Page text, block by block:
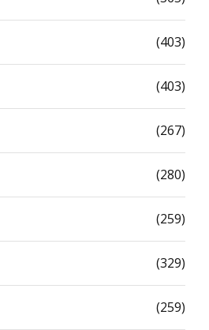
(403)
(403)
(267)
(280)
(259)
(329)
(259)